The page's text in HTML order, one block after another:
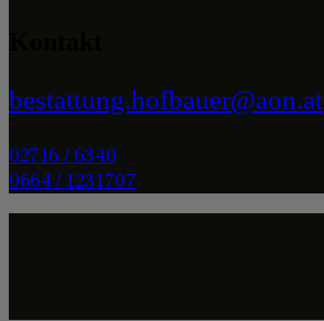
bestattung.hofbauer@aon.at
02716 / 6340
0664 / 1231707